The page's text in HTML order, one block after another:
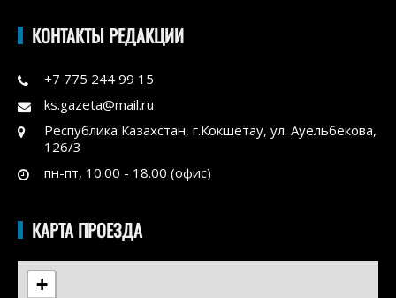
КОНТАКТЫ РЕДАКЦИИ
+7 775 244 99 15
ks.gazeta@mail.ru
Республика Казахстан, г.Кокшетау, ул. Ауельбекова,
126/3
пн-пт, 10.00 - 18.00 (офис)
КАРТА ПРОЕЗДА
+